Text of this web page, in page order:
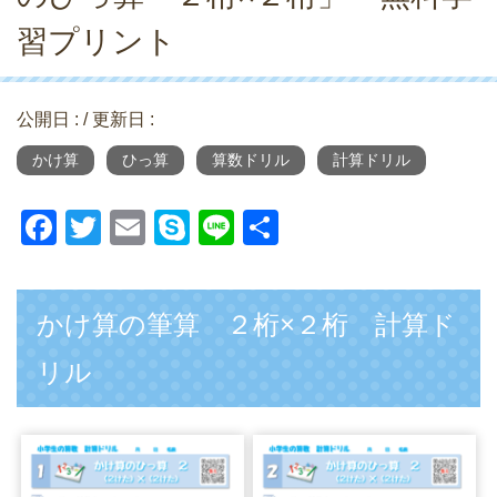
習プリント
公開日 : / 更新日 :
かけ算 ひっ算 算数ドリル 計算ドリル
F
c
e
b
o
o
k
T
tt
er
E
ail
S
p
e
Li
e
かけ算の筆算 ２桁×２桁 計算ド
リル